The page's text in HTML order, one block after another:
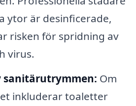
ytor är desinficerade,
risken för spridning av
virus.
sanitärutrymmen: Om
inkluderar toaletter